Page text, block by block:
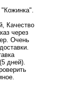
Качество
через
Очень
дней).